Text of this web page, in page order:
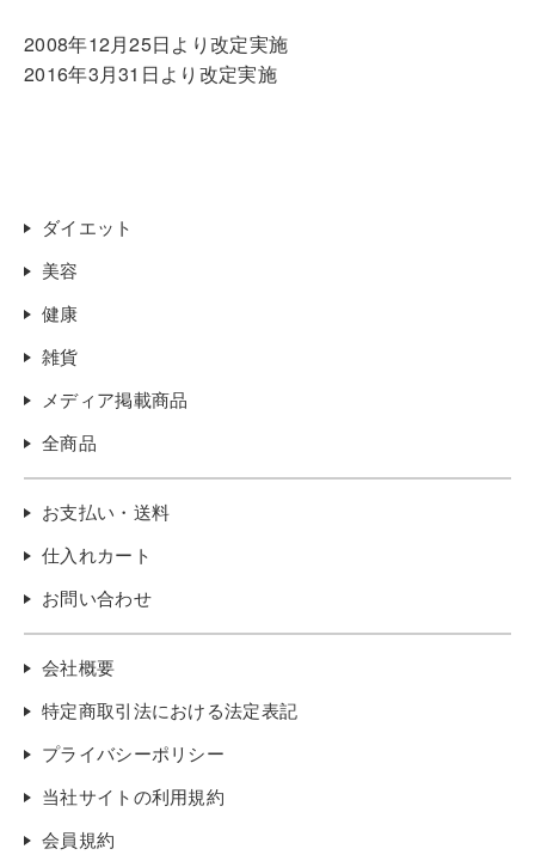
2008年12月25日より改定実施
2016年3月31日より改定実施
ダイエット
美容
健康
雑貨
メディア掲載商品
全商品
お支払い・送料
仕入れカート
お問い合わせ
会社概要
特定商取引法における法定表記
プライバシーポリシー
当社サイトの利用規約
会員規約